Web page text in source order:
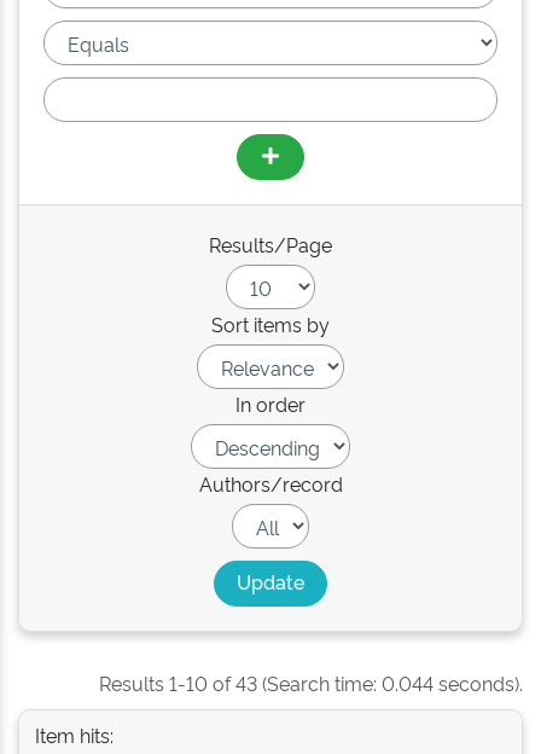
Results/Page
Sort items by
In order
Authors/record
Results 1-10 of 43 (Search time: 0.044 seconds).
Item hits: